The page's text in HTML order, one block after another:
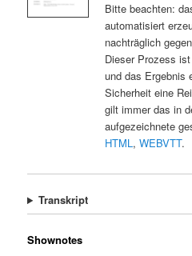
Bitte beachten:
automatisiert
nachträglich
Dieser Prozess
und das Ergebnis
Sicherheit eine
gilt immer das in
aufgezeichnete
HTML, WEBVTT.
Transkript
Shownotes